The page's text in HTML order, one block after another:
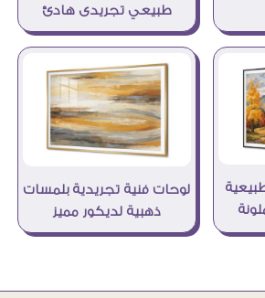
طبيعي تجريدى هادئ
لوحات فنية تجريدية بلمسات
ذهبية لديكور مميز